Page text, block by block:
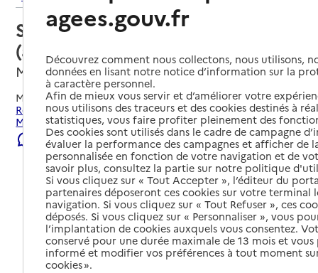
Service autonomie à domicile
(aide) – Aux P'tits soins
Marcq-en-Barœul, NORD
Mis à jour le01/08/2026
Rechercher les établissements et services autour de
Marcq-en-Barœul.
Signaler une erreur
agees.gouv.fr
Découvrez comment nous collectons, nous utilisons,
données en lisant notre notice d’information sur la
à caractère personnel.
Afin de mieux vous servir et d’améliorer votre
nous utilisons des traceurs et des cookies destinés à
statistiques, vous faire profiter pleinement des
Des cookies sont utilisés dans le cadre de campagne
évaluer la performance des campagnes et afficher de
personnalisée en fonction de votre navigation et de
savoir plus, consultez la partie sur notre politique
Si vous cliquez sur « Tout Accepter », l’éditeur du
partenaires déposeront ces cookies sur votre terminal
navigation. Si vous cliquez sur « Tout Refuser », ces
déposés. Si vous cliquez sur « Personnaliser », vous
l’implantation de cookies auxquels vous consentez.
conservé pour une durée maximale de 13 mois et
informé et modifier vos préférences à tout moment
cookies ».